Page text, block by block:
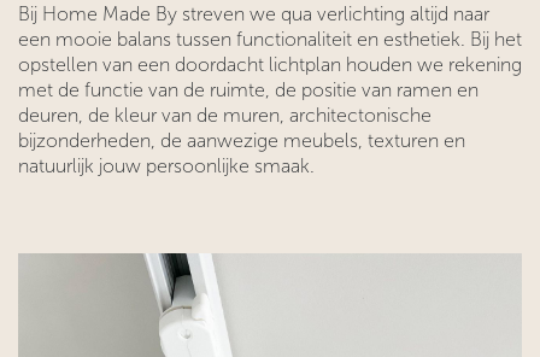
Bij Home Made By streven we qua verlichting altijd naar
een mooie balans tussen functionaliteit en esthetiek. Bij het
opstellen van een doordacht lichtplan houden we rekening
met de functie van de ruimte, de positie van ramen en
deuren, de kleur van de muren, architectonische
bijzonderheden, de aanwezige meubels, texturen en
natuurlijk jouw persoonlijke smaak.